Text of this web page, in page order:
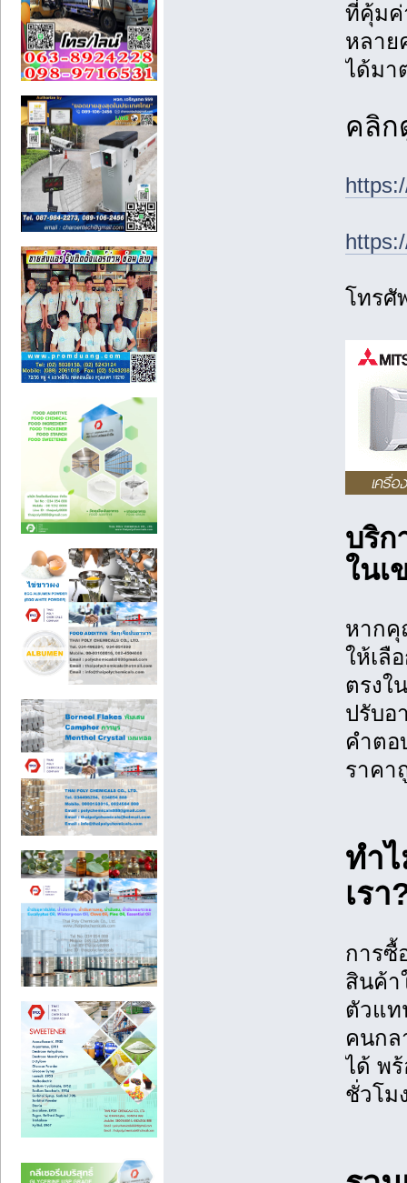
ที่คุ้มค่
หลาย
ได้มา
คลิก
โทร
บริก
ในเ
หาก
ให้เลื
ตรงใ
ปรับอ
คำตอ
ราคา
ทำ
เรา
การซื้
สินค้า
ตัวแท
คนกล
ได้ พ
ชั่วโม